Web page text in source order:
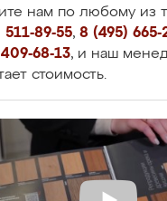
нам по любому из
89-55, 8 (495) 665-
68-13, и наш
стоимость.